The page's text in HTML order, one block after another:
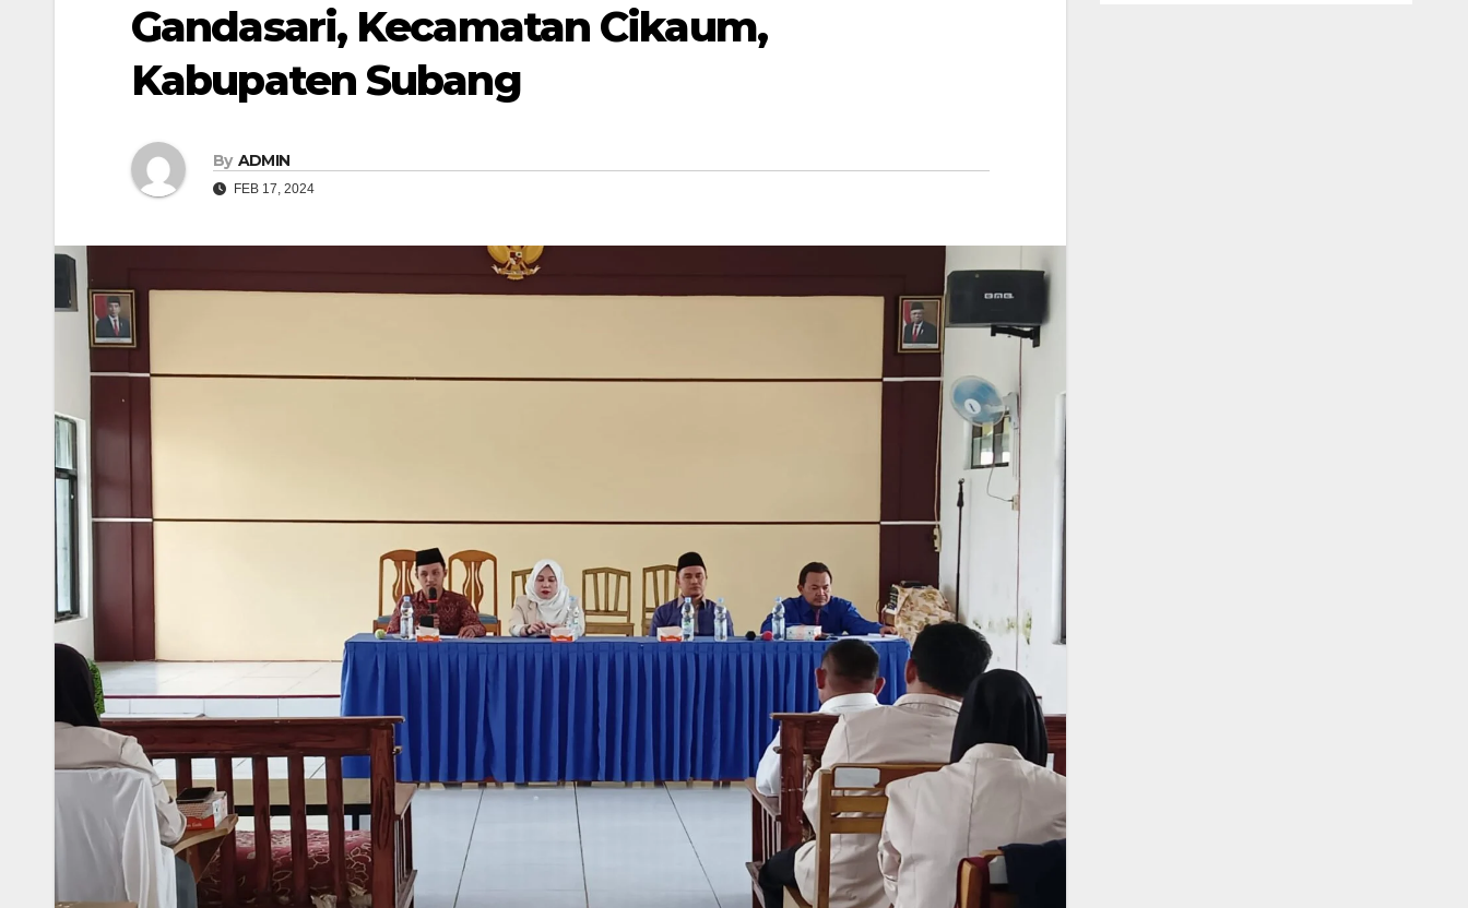
Gandasari, Kecamatan Cikaum,
Kabupaten Subang
By ADMIN
FEB 17, 2024